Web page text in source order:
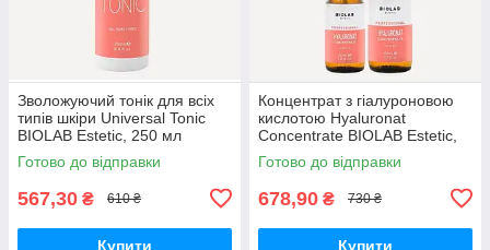
Зволожуючий тонік для всіх
типів шкіри Universal Tonic
BIOLAB Estetic, 250 мл
Готово до відправки
567,30 ₴ 610 ₴
Купити
Концентрат з гіалуроновою
кислотою Hyaluronat
Concentrate BIOLAB Estetic,
30 мл
Готово до відправки
678,90 ₴ 730 ₴
Купити